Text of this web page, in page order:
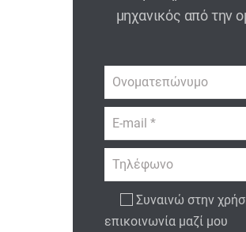
μηχανικός από την
επικοινωνία μαζί μου